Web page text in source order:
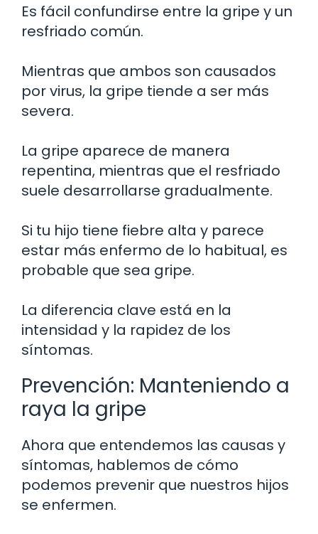
Es fácil confundirse entre la gripe y un
resfriado común.
Mientras que ambos son causados
por virus, la gripe tiende a ser más
severa.
La gripe aparece de manera
repentina, mientras que el resfriado
suele desarrollarse gradualmente.
Si tu hijo tiene fiebre alta y parece
estar más enfermo de lo habitual, es
probable que sea gripe.
La diferencia clave está en la
intensidad y la rapidez de los
síntomas.
Prevención: Manteniendo a
raya la gripe
Ahora que entendemos las causas y
síntomas, hablemos de cómo
podemos prevenir que nuestros hijos
se enfermen.